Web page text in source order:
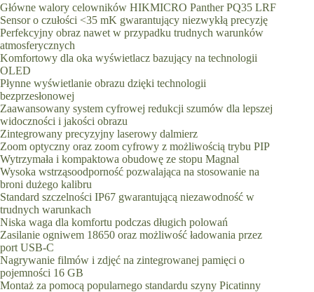
Główne walory celowników HIKMICRO Panther PQ35 LRF
Sensor o czułości <35 mK gwarantujący niezwykłą precyzję
Perfekcyjny obraz nawet w przypadku trudnych warunków
atmosferycznych
Komfortowy dla oka wyświetlacz bazujący na technologii
OLED
Płynne wyświetlanie obrazu dzięki technologii
bezprzesłonowej
Zaawansowany system cyfrowej redukcji szumów dla lepszej
widoczności i jakości obrazu
Zintegrowany precyzyjny laserowy dalmierz
Zoom optyczny oraz zoom cyfrowy z możliwością trybu PIP
Wytrzymała i kompaktowa obudowę ze stopu Magnal
Wysoka wstrząsoodporność pozwalająca na stosowanie na
broni dużego kalibru
Standard szczelności IP67 gwarantującą niezawodność w
trudnych warunkach
Niska waga dla komfortu podczas długich polowań
Zasilanie ogniwem 18650 oraz możliwość ładowania przez
port USB-C
Nagrywanie filmów i zdjęć na zintegrowanej pamięci o
pojemności 16 GB
Montaż za pomocą popularnego standardu szyny Picatinny